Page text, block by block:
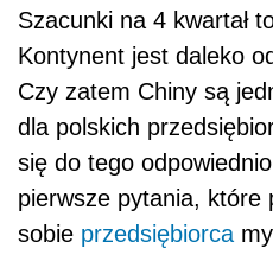
Szacunki na 4 kwartał
Kontynent jest daleko
Czy zatem Chiny są
dla polskich
się do tego
pierwsze pytania, które
sobie przedsiębiorca